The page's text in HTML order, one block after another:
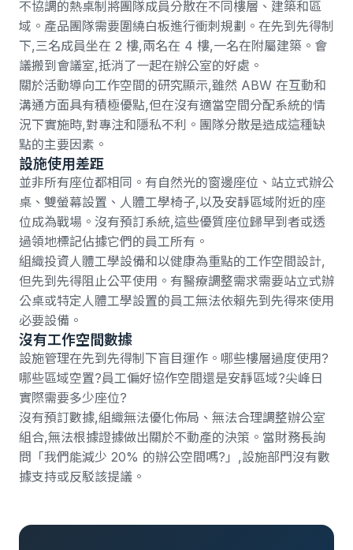
不協調的熱桌制將團隊成員分散在不同樓層、建築和區
域。產品團隊需要圍繞白板進行衝刺規劃。在先到先得制
下,三名成員坐在 2 樓,兩名在 4 樓,一名在附屬建築。會
議搬到會議室,抵消了一起在辦公室的好處。
關於活動導向工作空間的研究顯示,雖然 ABW 在互動和
溝通方面具有積極優點,但在沒有適當空間分配系統的情
況下實施時,對專注和隱私不利。團隊分散是造成這種缺
點的主要因素。
設施使用差距
並非所有座位都相同。有自然光的窗邊座位、站立式辦公
桌、雙螢幕設置、人體工學椅子,以及安靜區域附近的座
位成為戰場。沒有預訂系統,這些優質座位歸早到者或透
過領地標記佔據它們的員工所有。
組織投資人體工學設備和以健康為重點的工作空間設計,
但先到先得阻止公平使用。有醫療調整需求需要站立式辦
公桌或特定人體工學設置的員工無法依賴先到先得來使用
必要設備。
沒有工作空間數據
設施管理在先到先得制下盲目運作。哪些樓層過度使用?
哪些區域空置?員工偏好協作空間還是安靜區域?尖峰日
實際需要多少座位?
沒有預訂數據,組織無法優化佈局、無法合理調整辦公室
組合,無法根據證據做出關於不動產的決策。當財務長詢
問「我們能減少 20% 的辦公空間嗎?」,設施部門沒有數
據支持或反駁該提議。